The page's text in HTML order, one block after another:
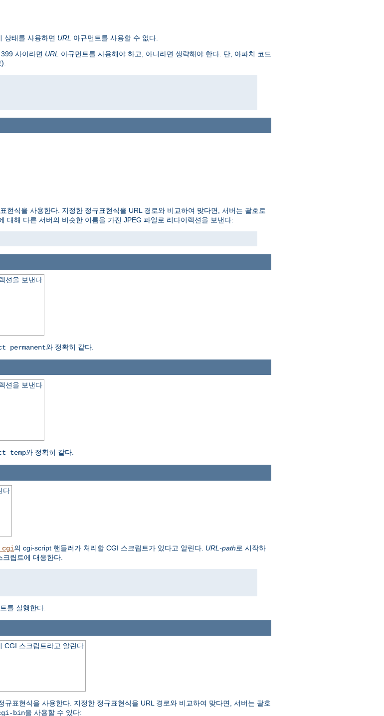
상태를 사용하면 URL 아규먼트를 사용할 수 없다.
사이라면 URL 아규먼트를 사용해야 하고, 아니라면 생략해야 한다. 단, 아파치 코드
현식을 사용한다. 지정한 정규표현식을 URL 경로와 비교하여 맞다면, 서버는 괄호로
해 다른 서버의 비슷한 이름을 가진 JPEG 파일로 리다이렉션을 보낸다:
션을 보낸다
permanent와 정확히 같다.
션을 보낸다
temp와 정확히 같다.
다
의 cgi-script 핸들러가 처리할 CGI 스크립트가 있다고 알린다. URL-path로 시작하
립트에 대응한다.
를 실행한다.
CGI 스크립트라고 알린다
표현식을 사용한다. 지정한 정규표현식을 URL 경로와 비교하여 맞다면, 서버는 괄호
bin을 사용할 수 있다: